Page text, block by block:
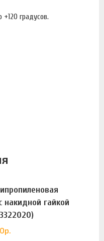
градусов.
накидной гайкой
р.